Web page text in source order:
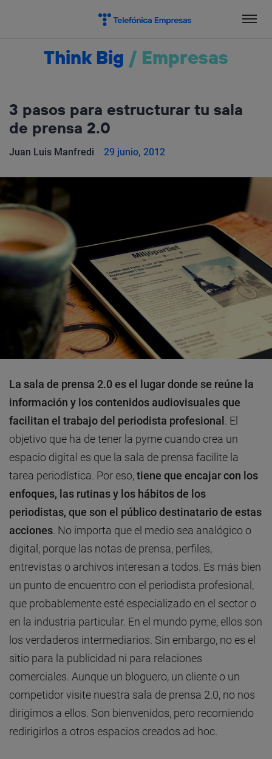
Think Big / Empresas
3 pasos para estructurar tu sala
de prensa 2.0
Juan Luis Manfredi 29 junio, 2012
La sala de prensa 2.0 es el lugar donde se reúne la
información y los contenidos audiovisuales que
facilitan el trabajo del periodista profesional
. El
objetivo que ha de tener la pyme cuando crea un
espacio digital es que la sala de prensa facilite la
tarea periodística. Por eso,tiene que encajar con los
enfoques, las rutinas y los hábitos de los
periodistas, que son el público destinatario de estas
acciones . No importa que el medio sea analógico o
digital, porque las notas de prensa, perfiles,
entrevistas o archivos interesan a todos. Es más bien
un punto de encuentro con el periodista profesional,
que probablemente esté especializado en el sector o
en la industria particular. En el mundo pyme, ellos son
los verdaderos intermediarios. Sin embargo, no es el
sitio para la publicidad ni para relaciones
comerciales. Aunque un bloguero, un cliente o un
competidor visite nuestra sala de prensa 2.0, no nos
dirigimos a ellos. Son bienvenidos, pero recomiendo
redirigirlos a otros espacios creados ad hoc.